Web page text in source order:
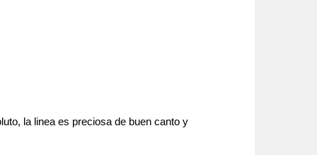
la linea es preciosa de buen canto y